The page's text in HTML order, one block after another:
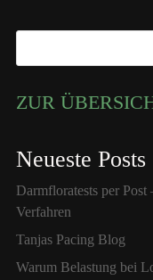
ZUR
Neueste Posts
Darmfloratests per
Verfahren
Tanjas Pacing Blog
Warum Belastung bei